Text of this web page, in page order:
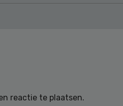
reactie te plaatsen.